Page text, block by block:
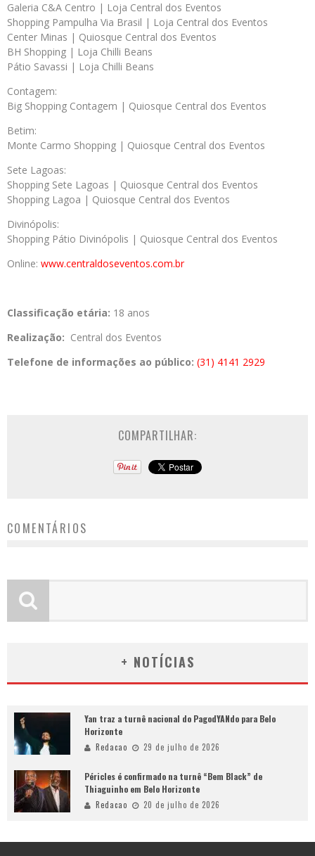
Galeria C&A Centro | Loja Central dos Eventos
Shopping Pampulha Via Brasil | Loja Central dos Eventos
Center Minas | Quiosque Central dos Eventos
BH Shopping | Loja Chilli Beans
Pátio Savassi | Loja Chilli Beans
Contagem:
Big Shopping Contagem | Quiosque Central dos Eventos
Betim:
Monte Carmo Shopping | Quiosque Central dos Eventos
Sete Lagoas:
Shopping Sete Lagoas | Quiosque Central dos Eventos
Shopping Lagoa | Quiosque Central dos Eventos
Divinópolis:
Shopping Pátio Divinópolis | Quiosque Central dos Eventos
Online: www.centraldoseventos.com.br
Classificação etária: 18 anos
Realização: Central dos Eventos
Telefone de informações ao público: (31) 4141 2929
COMPARTILHAR:
COMENTÁRIOS
+ NOTÍCIAS
Yan traz a turnê nacional do PagodYANdo para Belo
Horizonte
Redacao 29 de julho de 2026
Péricles é confirmado na turnê “Bem Black” de
Thiaguinho em Belo Horizonte
Redacao 20 de julho de 2026